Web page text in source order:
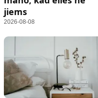
jiems
2026-08-08